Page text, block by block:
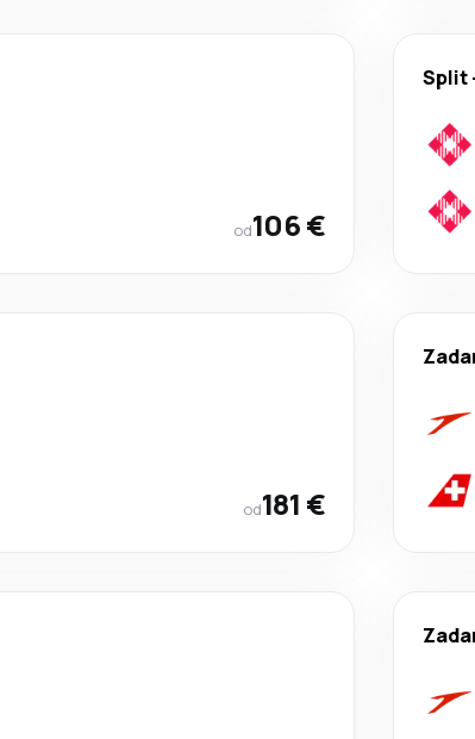
od106 €
Split
od181 €